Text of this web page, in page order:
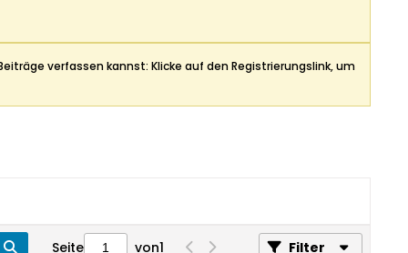
verfassen kannst: Klicke auf den Registrierungslink, um
Seite von1 Filter